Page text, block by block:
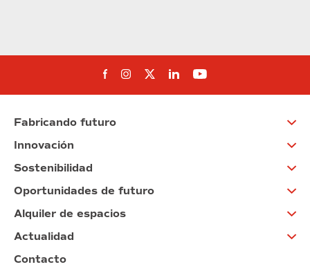
Síguenos en Facebook
Síguenos en Instagram
Síguenos en Twitter
Síguenos en Linkedin
Síguenos en
Fabricando futuro
Innovación
Sostenibilidad
Oportunidades de futuro
Alquiler de espacios
Actualidad
Contacto